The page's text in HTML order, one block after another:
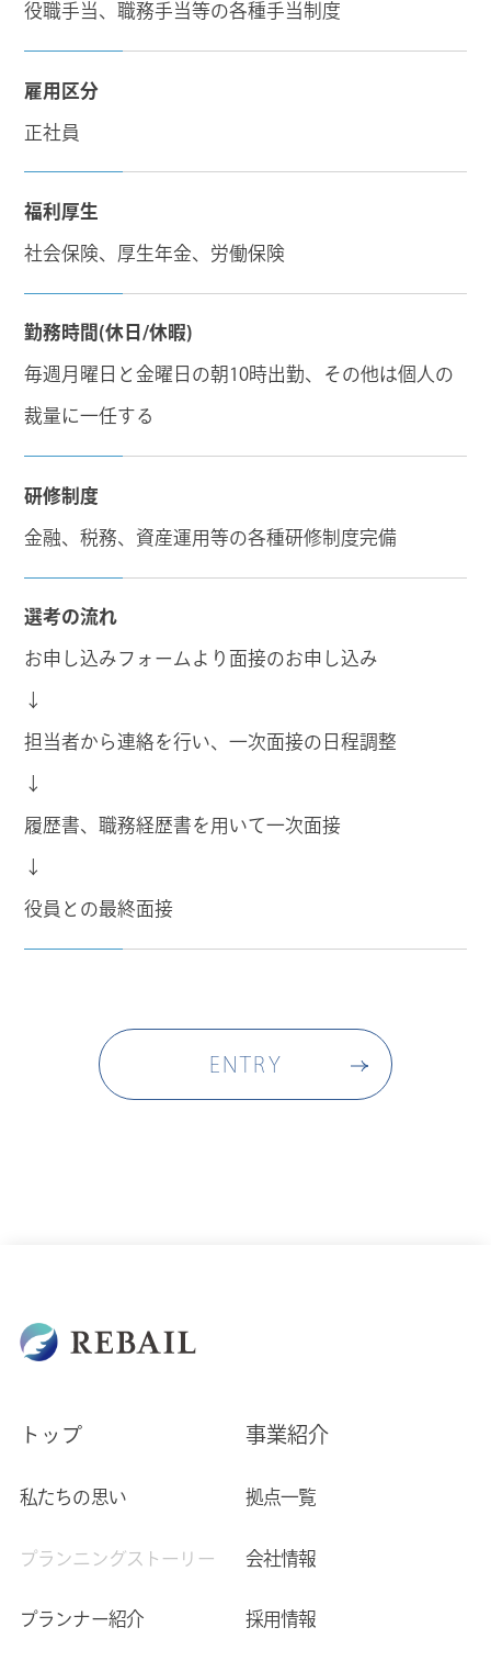
役職手当、職務手当等の各種手当制度
雇用区分
正社員
福利厚生
社会保険、厚生年金、労働保険
勤務時間(休日/休暇)
毎週月曜日と金曜日の朝10時出勤、その他は個人の
裁量に一任する
研修制度
金融、税務、資産運用等の各種研修制度完備
選考の流れ
お申し込みフォームより面接のお申し込み
↓
担当者から連絡を行い、一次面接の日程調整
↓
履歴書、職務経歴書を用いて一次面接
↓
役員との最終面接
ENTRY
トップ
私たちの思い
プランニングストーリー
プランナー紹介
事業紹介
拠点一覧
会社情報
採用情報